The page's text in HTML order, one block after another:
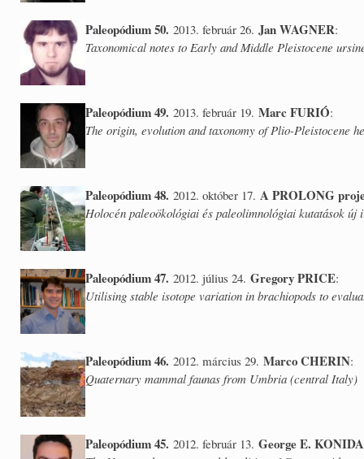
Paleopódium 50. 2013. február 26. Jan WAGNER:
Taxonomical notes to Early and Middle Pleistocene
Paleopódium 49. 2013. február 19. Marc FURIÓ:
The origin, evolution and taxonomy of Plio-Pleistocene
Paleopódium 48. 2012. október 17. A PROLONG
Holocén paleoökológiai és paleolimnológiai kutatások új
Paleopódium 47. 2012. július 24. Gregory PRICE:
Utilising stable isotope variation in brachiopods to
Paleopódium 46. 2012. március 29. Marco CHERIN:
Quaternary mammal faunas from Umbria (central Italy)
Paleopódium 45. 2012. február 13. George E.